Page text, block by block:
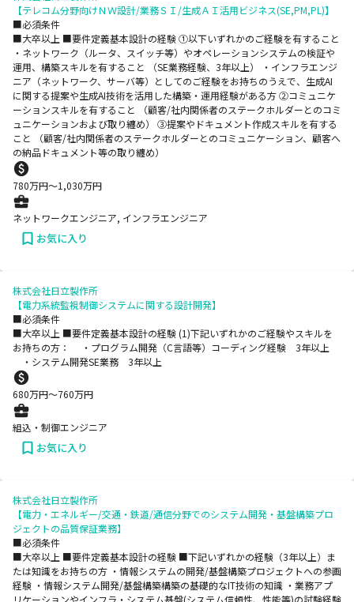
【テレコム分野向けＮＷ設計/業務ＳＩ/生成ＡＩ活用ビジネス(SE,PM,PL)】
■必須条件
■大卒以上 ■要件定義基本設計の経験 ①以下いずれかのご経験を有すること
・ネットワーク（ルータ、スイッチ等）やオペレーションシステムの検証や
運用、構築スキルを有すること （SE業務経験、3年以上） ・インフラエンジ
ニア（ネットワーク、サーバ等）としてのご経験をお持ちのうえで、生成AI
に関する提案や生成AI技術を活用した構築・運用経験がある方 ②コミュニケ
ーションスキルを有すること （顧客/社内関係者のステークホルダーとのコミ
ュニケーションおよび取り纏め） ③提案やドキュメント作成スキルを有する
こと （顧客/社内関係者のステークホルダーとのコミュニケーション、顧客へ
の納品ドキュメント等の取り纏め）
780万円〜1,030万円
ネットワークエンジニア, インフラエンジニア
お気に入り
株式会社日立製作所
【電力系統監視制御システムに関する設計開発】
■必須条件
■大卒以上 ■要件定義基本設計の経験 (1)下記いずれかのご経験やスキルを
お持ちの方： ・プログラム開発（C言語等）コーディング経験 3年以上
・システム開発SE業務 3年以上
680万円〜760万円
組込・制御エンジニア
お気に入り
株式会社日立製作所
【電力・エネルギー/交通・鉄道/通信分野でのシステム開発・基盤構築プロ
ジェクトの品質保証業務】
■必須条件
■大卒以上 ■要件定義基本設計の経験 ■下記いずれかの経験（3年以上）ま
たは知識をお持ちの方 ・情報システムの開発/基盤構築プロジェクトへの参画
経験 ・情報システム開発/基盤構築構築の基礎的なIT技術の知識 ・業務アプ
リケーションやインフラ・システム基盤(システム信頼性、性能等)の試験経験